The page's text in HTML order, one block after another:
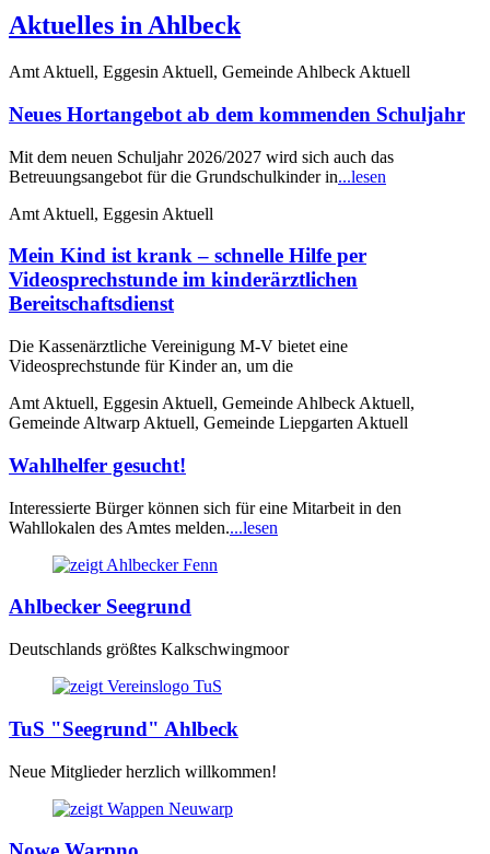
Aktuelles in Ahlbeck
Amt Aktuell, Eggesin Aktuell, Gemeinde Ahlbeck Aktuell
Neues Hortangebot ab dem kommenden Schuljahr
Mit dem neuen Schuljahr 2026/2027 wird sich auch das
Betreuungsangebot für die Grundschulkinder in...lesen
Amt Aktuell, Eggesin Aktuell
Mein Kind ist krank – schnelle Hilfe per
Videosprechstunde im kinderärztlichen
Bereitschaftsdienst
Die Kassenärztliche Vereinigung M-V bietet eine
Videosprechstunde für Kinder an, um die
Amt Aktuell, Eggesin Aktuell, Gemeinde Ahlbeck Aktuell,
Gemeinde Altwarp Aktuell, Gemeinde Liepgarten Aktuell
Wahlhelfer gesucht!
Interessierte Bürger können sich für eine Mitarbeit in den
Wahllokalen des Amtes melden....lesen
Ahlbecker Seegrund
Deutschlands größtes Kalkschwingmoor
TuS "Seegrund" Ahlbeck
Neue Mitglieder herzlich willkommen!